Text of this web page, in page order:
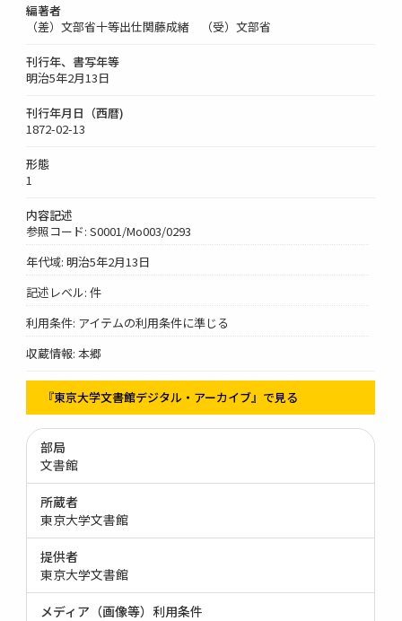
編著者
（差）文部省十等出仕関藤成緒 （受）文部省
刊行年、書写年等
明治5年2月13日
刊行年月日（西暦)
1872-02-13
形態
1
内容記述
参照コード: S0001/Mo003/0293
年代域: 明治5年2月13日
記述レベル: 件
利用条件: アイテムの利用条件に準じる
収蔵情報: 本郷
『東京大学文書館デジタル・アーカイブ』で見る
部局
文書館
所蔵者
東京大学文書館
提供者
東京大学文書館
メディア（画像等）利用条件